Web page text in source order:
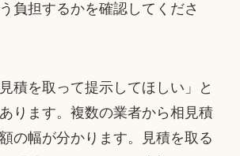
負担するかを確認してくださ
積を取って提示してほしい」と
ります。複数の業者から相見積
の幅が分かります。見積を取る